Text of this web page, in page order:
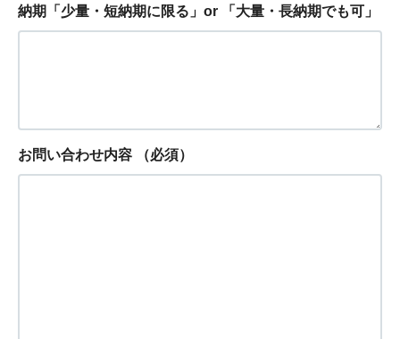
納期「少量・短納期に限る」or 「大量・長納期でも可」
お問い合わせ内容 （必須）